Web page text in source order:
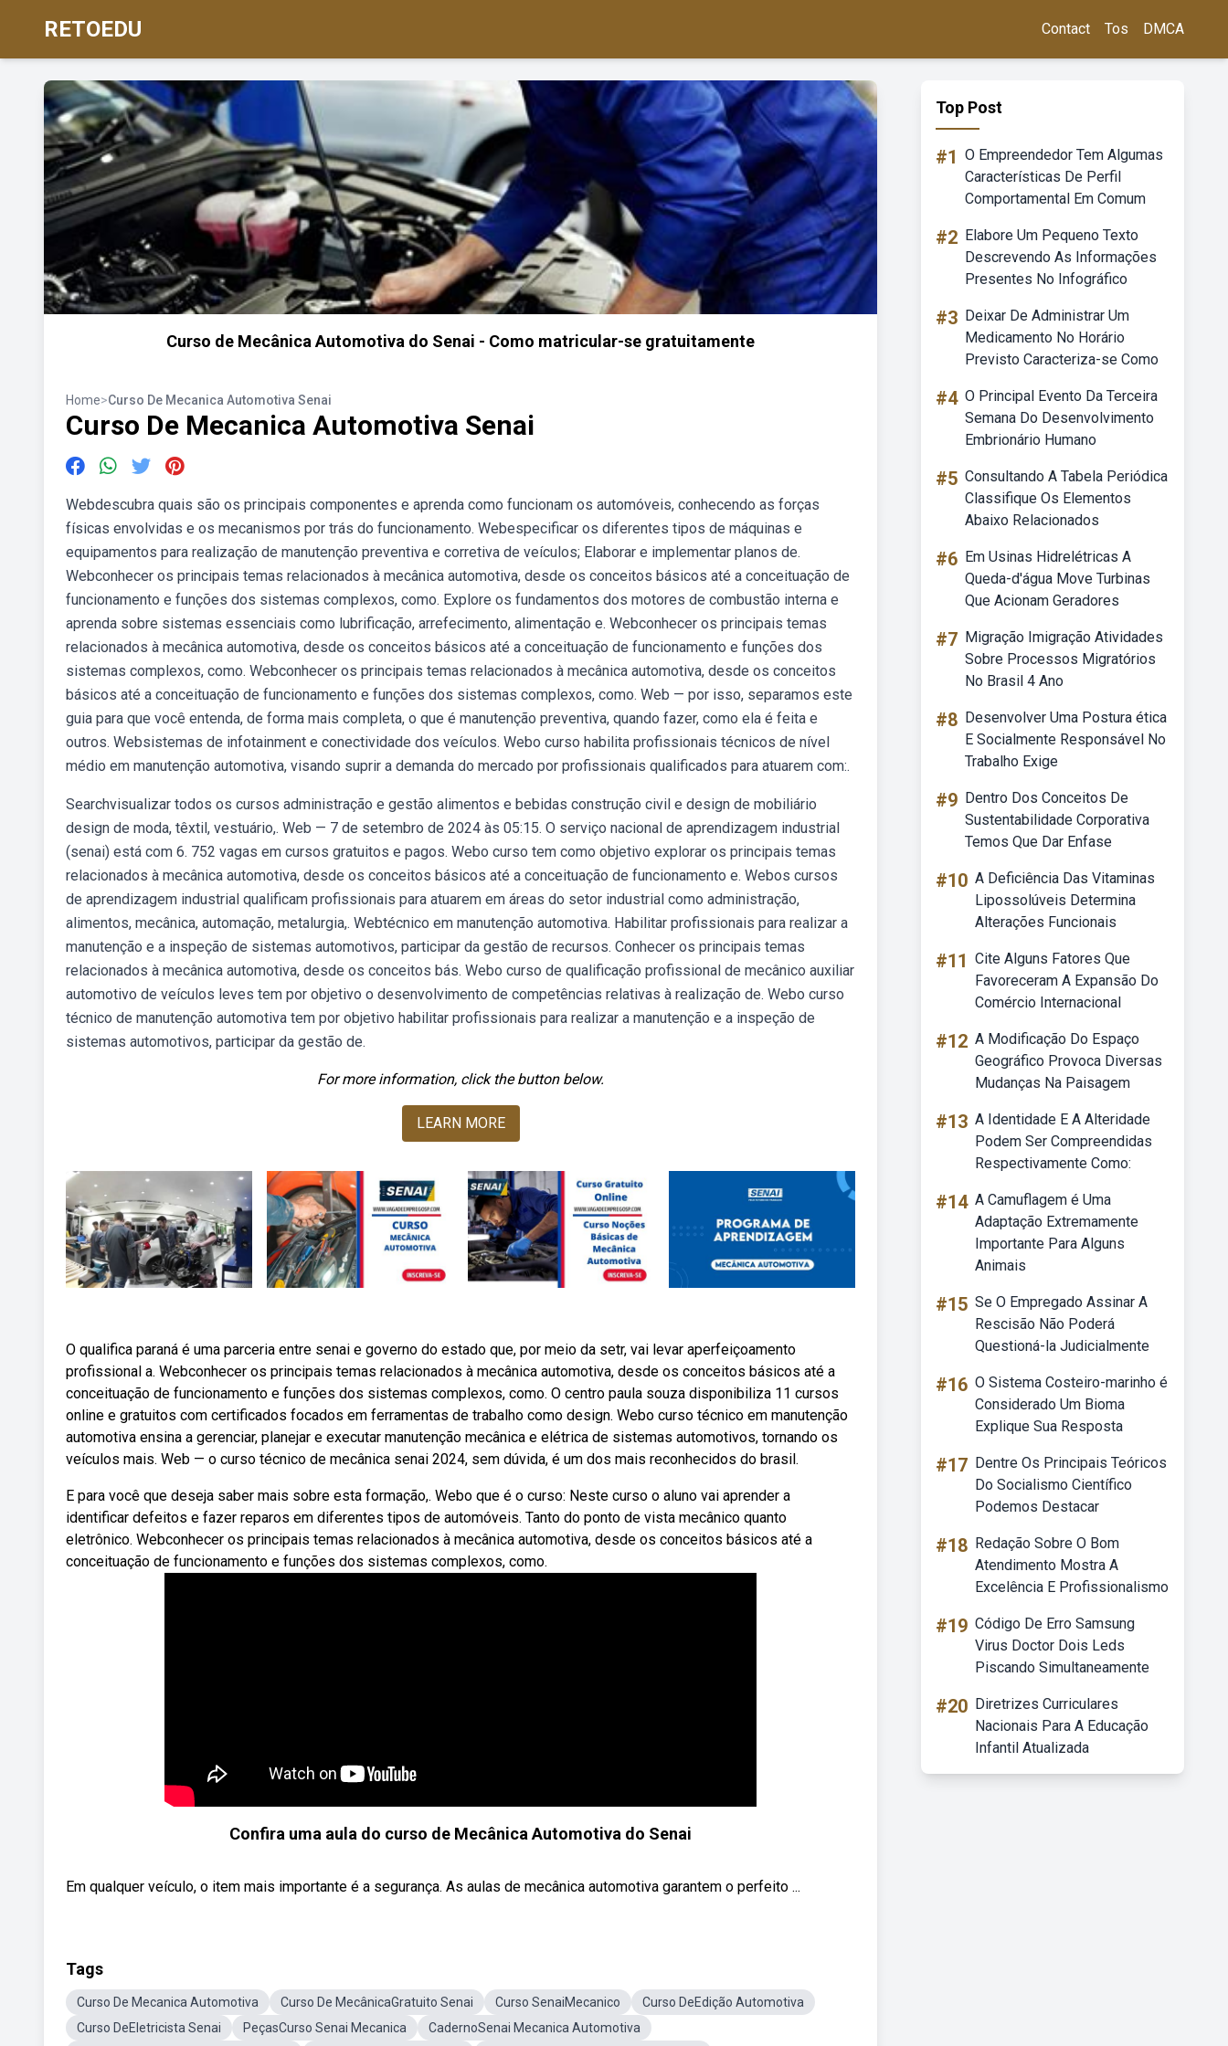
RETOEDU Contact Tos DMCA
Curso de Mecânica Automotiva do Senai - Como matricular-se gratuitamente
Home>Curso De Mecanica Automotiva Senai
Curso De Mecanica Automotiva Senai
Webdescubra quais são os principais componentes e aprenda como funcionam os automóveis, conhecendo as forças
físicas envolvidas e os mecanismos por trás do funcionamento. Webespecificar os diferentes tipos de máquinas e
equipamentos para realização de manutenção preventiva e corretiva de veículos; Elaborar e implementar planos de.
Webconhecer os principais temas relacionados à mecânica automotiva, desde os conceitos básicos até a conceituação de
funcionamento e funções dos sistemas complexos, como. Explore os fundamentos dos motores de combustão interna e
aprenda sobre sistemas essenciais como lubrificação, arrefecimento, alimentação e. Webconhecer os principais temas
relacionados à mecânica automotiva, desde os conceitos básicos até a conceituação de funcionamento e funções dos
sistemas complexos, como. Webconhecer os principais temas relacionados à mecânica automotiva, desde os conceitos
básicos até a conceituação de funcionamento e funções dos sistemas complexos, como. Web — por isso, separamos este
guia para que você entenda, de forma mais completa, o que é manutenção preventiva, quando fazer, como ela é feita e
outros. Websistemas de infotainment e conectividade dos veículos. Webo curso habilita profissionais técnicos de nível
médio em manutenção automotiva, visando suprir a demanda do mercado por profissionais qualificados para atuarem com:.
Searchvisualizar todos os cursos administração e gestão alimentos e bebidas construção civil e design de mobiliário
design de moda, têxtil, vestuário,. Web — 7 de setembro de 2024 às 05:15. O serviço nacional de aprendizagem industrial
(senai) está com 6. 752 vagas em cursos gratuitos e pagos. Webo curso tem como objetivo explorar os principais temas
relacionados à mecânica automotiva, desde os conceitos básicos até a conceituação de funcionamento e. Webos cursos
de aprendizagem industrial qualificam profissionais para atuarem em áreas do setor industrial como administração,
alimentos, mecânica, automação, metalurgia,. Webtécnico em manutenção automotiva. Habilitar profissionais para realizar a
manutenção e a inspeção de sistemas automotivos, participar da gestão de recursos. Conhecer os principais temas
relacionados à mecânica automotiva, desde os conceitos bás. Webo curso de qualificação profissional de mecânico auxiliar
automotivo de veículos leves tem por objetivo o desenvolvimento de competências relativas à realização de. Webo curso
técnico de manutenção automotiva tem por objetivo habilitar profissionais para realizar a manutenção e a inspeção de
sistemas automotivos, participar da gestão de.
For more information, click the button below.
LEARN MORE
O qualifica paraná é uma parceria entre senai e governo do estado que, por meio da setr, vai levar aperfeiçoamento
profissional a. Webconhecer os principais temas relacionados à mecânica automotiva, desde os conceitos básicos até a
conceituação de funcionamento e funções dos sistemas complexos, como. O centro paula souza disponibiliza 11 cursos
online e gratuitos com certificados focados em ferramentas de trabalho como design. Webo curso técnico em manutenção
automotiva ensina a gerenciar, planejar e executar manutenção mecânica e elétrica de sistemas automotivos, tornando os
veículos mais. Web — o curso técnico de mecânica senai 2024, sem dúvida, é um dos mais reconhecidos do brasil.
E para você que deseja saber mais sobre esta formação,. Webo que é o curso: Neste curso o aluno vai aprender a
identificar defeitos e fazer reparos em diferentes tipos de automóveis. Tanto do ponto de vista mecânico quanto
eletrônico. Webconhecer os principais temas relacionados à mecânica automotiva, desde os conceitos básicos até a
conceituação de funcionamento e funções dos sistemas complexos, como.
Confira uma aula do curso de Mecânica Automotiva do Senai
Em qualquer veículo, o item mais importante é a segurança. As aulas de mecânica automotiva garantem o perfeito ...
Tags
Curso De Mecanica Automotiva Curso De MecânicaGratuito Senai Curso SenaiMecanico
Curso DeEdição Automotiva
Curso DeEletricista Senai
PeçasCurso Senai Mecanica CadernoSenai Mecanica Automotiva
Top Post
#1 O Empreendedor Tem Algumas
Características De Perfil
Comportamental Em Comum
#2 Elabore Um Pequeno Texto
Descrevendo As Informações
Presentes No Infográfico
#3 Deixar De Administrar Um
Medicamento No Horário
Previsto Caracteriza-se Como
#4 O Principal Evento Da Terceira
Semana Do Desenvolvimento
Embrionário Humano
#5 Consultando A Tabela Periódica
Classifique Os Elementos
Abaixo Relacionados
#6 Em Usinas Hidrelétricas A
Queda-d'água Move Turbinas
Que Acionam Geradores
#7 Migração Imigração Atividades
Sobre Processos Migratórios
No Brasil 4 Ano
#8 Desenvolver Uma Postura ética
E Socialmente Responsável No
Trabalho Exige
#9 Dentro Dos Conceitos De
Sustentabilidade Corporativa
Temos Que Dar Enfase
#10 A Deficiência Das Vitaminas
Lipossolúveis Determina
Alterações Funcionais
#11 Cite Alguns Fatores Que
Favoreceram A Expansão Do
Comércio Internacional
#12 A Modificação Do Espaço
Geográfico Provoca Diversas
Mudanças Na Paisagem
#13 A Identidade E A Alteridade
Podem Ser Compreendidas
Respectivamente Como:
#14 A Camuflagem é Uma
Adaptação Extremamente
Importante Para Alguns
Animais
#15 Se O Empregado Assinar A
Rescisão Não Poderá
Questioná-la Judicialmente
#16 O Sistema Costeiro-marinho é
Considerado Um Bioma
Explique Sua Resposta
#17 Dentre Os Principais Teóricos
Do Socialismo Científico
Podemos Destacar
#18 Redação Sobre O Bom
Atendimento Mostra A
Excelência E Profissionalismo
#19 Código De Erro Samsung
Virus Doctor Dois Leds
Piscando Simultaneamente
#20 Diretrizes Curriculares
Nacionais Para A Educação
Infantil Atualizada